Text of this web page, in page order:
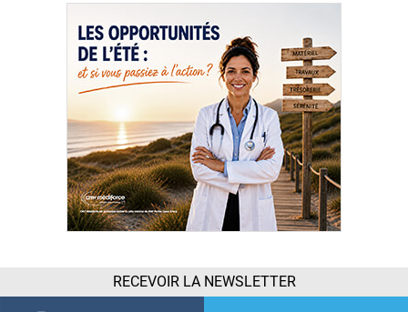
RECEVOIR LA NEWSLETTER